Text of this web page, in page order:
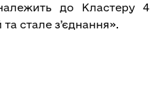
до Кластеру 4
стале зʼєднання».